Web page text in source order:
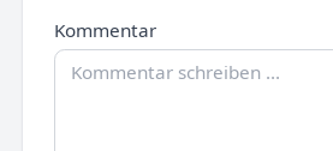
Kommentar